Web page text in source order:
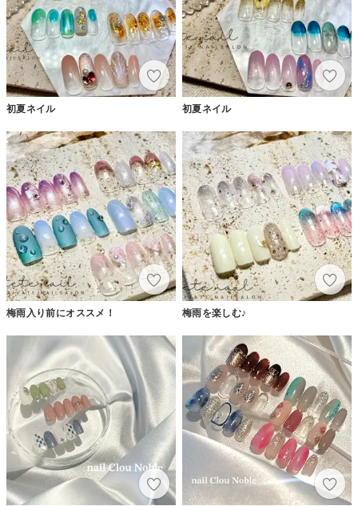
初夏ネイル 初夏ネイル
梅雨入り前にオススメ！ 梅雨を楽しむ♪